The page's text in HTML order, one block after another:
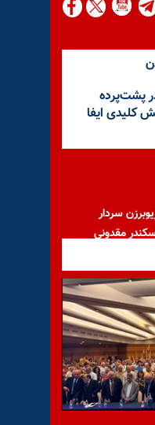
پشت‌پرده
کلیدی ایفا
سردار
مقدونی
حزبی در
آمریکا،
عوامل